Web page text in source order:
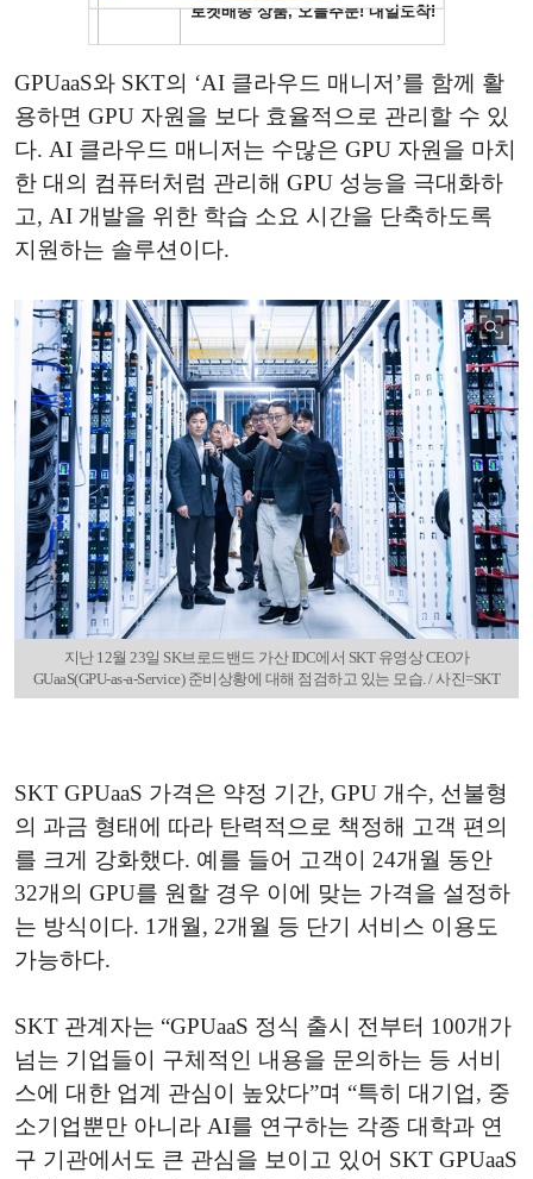
GPUaaS와 SKT의 ‘AI 클라우드 매니저’를 함께 활
용하면 GPU 자원을 보다 효율적으로 관리할 수 있
다. AI 클라우드 매니저는 수많은 GPU 자원을 마치
한 대의 컴퓨터처럼 관리해 GPU 성능을 극대화하
고, AI 개발을 위한 학습 소요 시간을 단축하도록
지원하는 솔루션이다.
지난 12월 23일 SK브로드밴드 가산 IDC에서 SKT 유영상 CEO가
GUaaS(GPU-as-a-Service) 준비상황에 대해 점검하고 있는 모습. / 사진=SKT
SKT GPUaaS 가격은 약정 기간, GPU 개수, 선불형
의 과금 형태에 따라 탄력적으로 책정해 고객 편의
를 크게 강화했다. 예를 들어 고객이 24개월 동안
32개의 GPU를 원할 경우 이에 맞는 가격을 설정하
는 방식이다. 1개월, 2개월 등 단기 서비스 이용도
가능하다.
SKT 관계자는 “GPUaaS 정식 출시 전부터 100개가
넘는 기업들이 구체적인 내용을 문의하는 등 서비
스에 대한 업계 관심이 높았다”며 “특히 대기업, 중
소기업뿐만 아니라 AI를 연구하는 각종 대학과 연
구 기관에서도 큰 관심을 보이고 있어 SKT GPUaaS